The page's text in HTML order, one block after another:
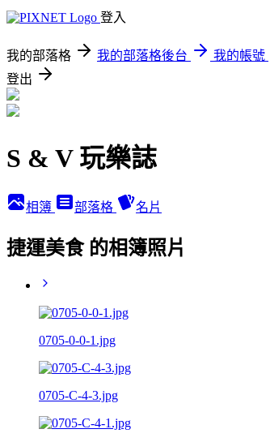
登入
我的部落格 我的部落格後台
我的帳號
登出
S & V 玩樂誌
相簿 部落格 名片
捷運美食 的相簿照片
0705-0-0-1.jpg
0705-C-4-3.jpg